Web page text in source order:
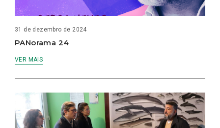
31 de dezembro de 2024
PANorama 24
VER MAIS